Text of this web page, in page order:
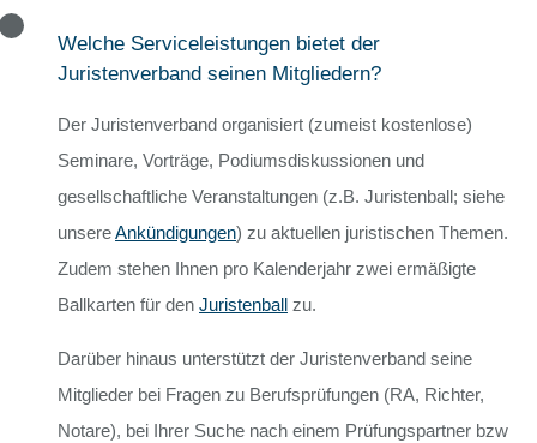
Welche Serviceleistungen bietet der
Juristenverband seinen Mitgliedern?
Der Juristenverband organisiert (zumeist kostenlose)
Seminare, Vorträge, Podiumsdiskussionen und
gesellschaftliche Veranstaltungen (z.B. Juristenball; siehe
unsereAnkündigungen) zu aktuellen juristischen Themen.
Zudem stehen Ihnen pro Kalenderjahr zwei ermäßigte
Ballkarten für den Juristenball zu.
Darüber hinaus unterstützt der Juristenverband seine
Mitglieder bei Fragen zu Berufsprüfungen (RA, Richter,
Notare), bei Ihrer Suche nach einem Prüfungspartner bzw